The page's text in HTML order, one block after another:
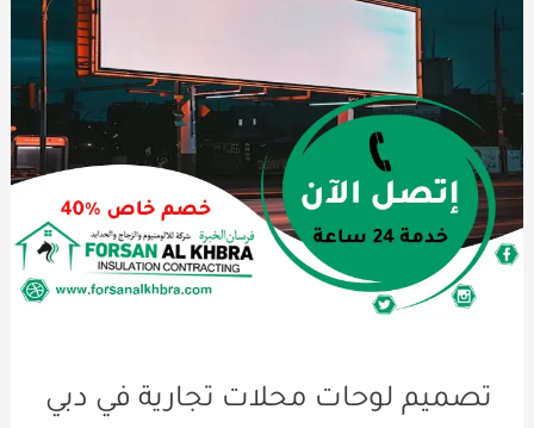
تصميم لوحات محلات تجارية في دبي